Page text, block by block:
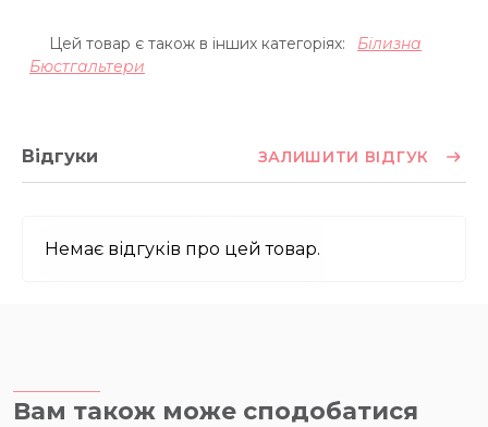
Цей товар є також в інших категоріях:
Білизна
Бюстгальтери
Відгуки ЗАЛИШИТИ ВІДГУК
Немає відгуків про цей товар.
Вам також може сподобатися